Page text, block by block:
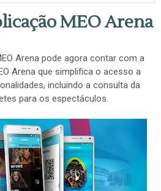
MEO Arena
Arena pode agora contar com a
Arena que simplifica o acesso a
incluindo a consulta da
para os espectáculos.